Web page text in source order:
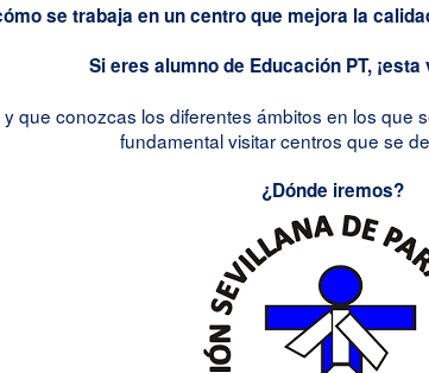
se trabaja en un centro que mejora la
Si eres alumno de Educación PT,
que conozcas los diferentes ámbitos en los
fundamental visitar centros que se
¿Dónde iremos?